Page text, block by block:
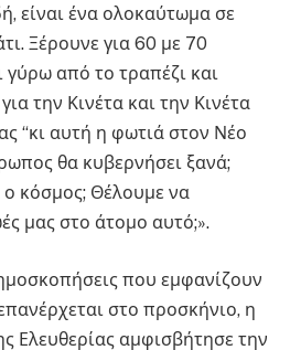
είναι ένα ολοκαύτωμα σε
Ξέρουνε για 60 με 70
γύρω από το τραπέζι και
την Κινέτα και την Κινέτα
“κι αυτή η φωτιά στον Νέο
θα κυβερνήσει ξανά;
ο κόσμος; Θέλουμε να
μας στο άτομο αυτό;».
που εμφανίζουν
στο προσκήνιο, η
Ελευθερίας αμφισβήτησε την